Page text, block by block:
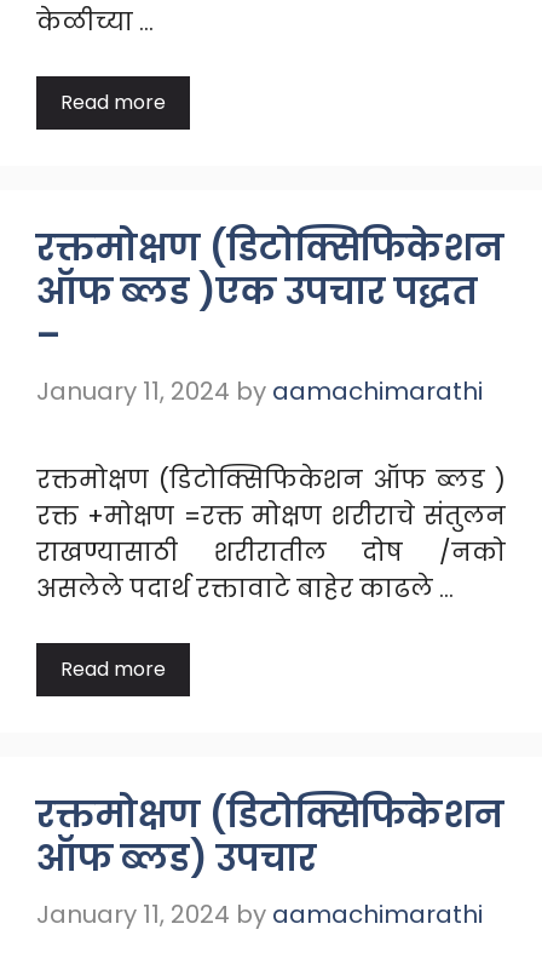
केळीच्या …
Read more
रक्तमोक्षण (डिटोक्सिफिकेशन
ऑफ ब्लड )एक उपचार पद्धत
–
January 11, 2024 by aamachimarathi
रक्तमोक्षण (डिटोक्सिफिकेशन ऑफ ब्लड )
रक्त +मोक्षण =रक्त मोक्षण शरीराचे संतुलन
राखण्यासाठी शरीरातील दोष /नको
असलेले पदार्थ रक्तावाटे बाहेर काढले …
Read more
रक्तमोक्षण (डिटोक्सिफिकेशन
ऑफ ब्लड) उपचार
January 11, 2024 by aamachimarathi